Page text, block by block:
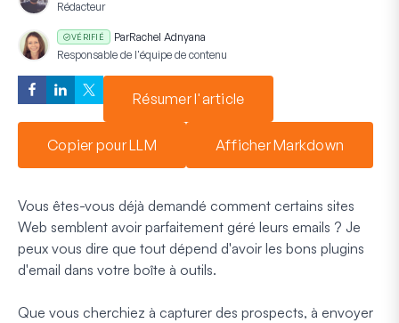
Rédacteur
VÉRIFIÉ ParRachel Adnyana
Responsable de l'équipe de contenu
Résumer l'article
Copier pour LLM Afficher Markdown
Vous êtes-vous déjà demandé comment certains sites
Web semblent avoir parfaitement géré leurs emails ? Je
peux vous dire que tout dépend d'avoir les bons plugins
d'email dans votre boîte à outils.
Que vous cherchiez à capturer des prospects, à envoyer